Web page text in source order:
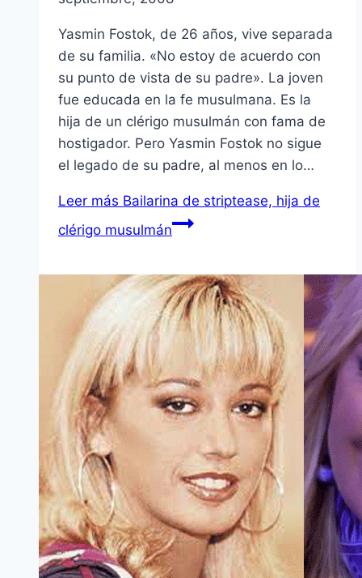
Yasmin Fostok, de 26 años, vive separada
de su familia. «No estoy de acuerdo con
su punto de vista de su padre». La joven
fue educada en la fe musulmana. Es la
hija de un clérigo musulmán con fama de
hostigador. Pero Yasmin Fostok no sigue
el legado de su padre, al menos en lo…
Leer más Bailarina de striptease, hija de
clérigo musulmán